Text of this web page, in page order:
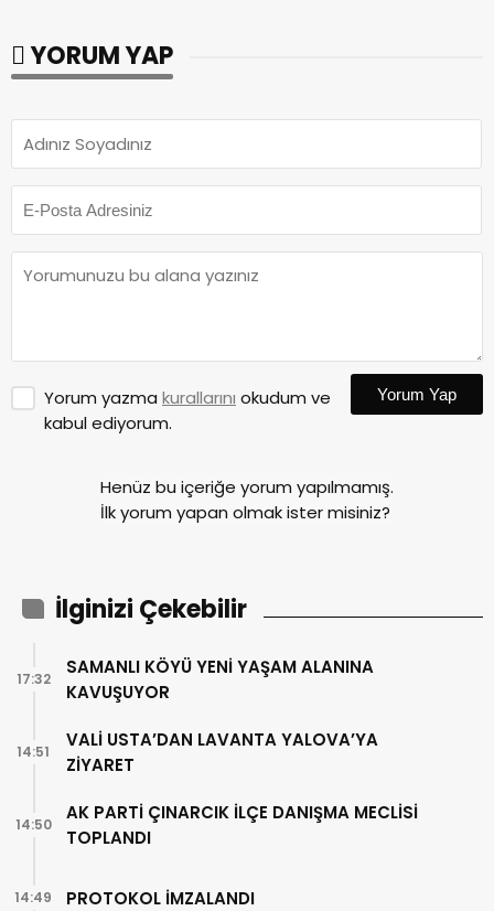
YORUM YAP
Yorum yazma kurallarını okudum ve
kabul ediyorum.
Yorum Yap
Henüz bu içeriğe yorum yapılmamış.
İlk yorum yapan olmak ister misiniz?
İlginizi Çekebilir
SAMANLI KÖYÜ YENİ YAŞAM ALANINA
KAVUŞUYOR
17:32
VALİ USTA’DAN LAVANTA YALOVA’YA
ZİYARET
14:51
AK PARTİ ÇINARCIK İLÇE DANIŞMA MECLİSİ
TOPLANDI
14:50
PROTOKOL İMZALANDI
14:49